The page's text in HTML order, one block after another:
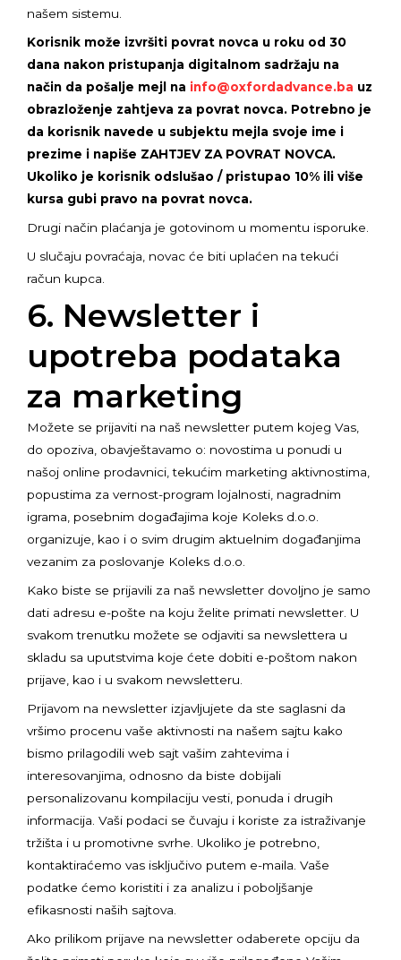
našem sistemu.
Korisnik može izvršiti povrat novca u roku od 30
dana nakon pristupanja digitalnom sadržaju na
način da pošalje mejl na info@oxfordadvance.ba uz
obrazloženje zahtjeva za povrat novca. Potrebno je
da korisnik navede u subjektu mejla svoje ime i
prezime i napiše ZAHTJEV ZA POVRAT NOVCA.
Ukoliko je korisnik odslušao / pristupao 10% ili više
kursa gubi pravo na povrat novca.
Drugi način plaćanja je gotovinom u momentu isporuke.
U slučaju povraćaja, novac će biti uplaćen na tekući
račun kupca.
6. Newsletter i
upotreba podataka
za marketing
Možete se prijaviti na naš newsletter putem kojeg Vas,
do opoziva, obavještavamo o: novostima u ponudi u
našoj online prodavnici, tekućim marketing aktivnostima,
popustima za vernost-program lojalnosti, nagradnim
igrama, posebnim događajima koje Koleks d.o.o.
organizuje, kao i o svim drugim aktuelnim događanjima
vezanim za poslovanje Koleks d.o.o.
Kako biste se prijavili za naš newsletter dovoljno je samo
dati adresu e-pošte na koju želite primati newsletter. U
svakom trenutku možete se odjaviti sa newslettera u
skladu sa uputstvima koje ćete dobiti e-poštom nakon
prijave, kao i u svakom newsletteru.
Prijavom na newsletter izjavljujete da ste saglasni da
vršimo procenu vaše aktivnosti na našem sajtu kako
bismo prilagodili web sajt vašim zahtevima i
interesovanjima, odnosno da biste dobijali
personalizovanu kompilaciju vesti, ponuda i drugih
informacija. Vaši podaci se čuvaju i koriste za istraživanje
tržišta i u promotivne svrhe. Ukoliko je potrebno,
kontaktiraćemo vas isključivo putem e-maila. Vaše
podatke ćemo koristiti i za analizu i poboljšanje
efikasnosti naših sajtova.
Ako prilikom prijave na newsletter odaberete opciju da